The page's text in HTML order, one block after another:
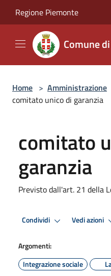
Regione Piemonte
Comune
Home > Amministrazione
comitato unico di garanzia
comitato
garanzia
Previsto dall'art. 21 della
Condividi Vedi azioni
Argomenti:
Integrazione sociale